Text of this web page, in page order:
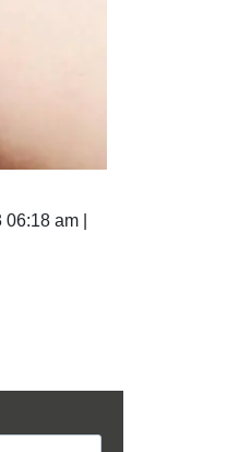
06:18 am